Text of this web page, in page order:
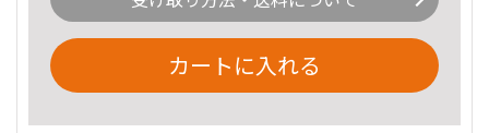
カートに入れる